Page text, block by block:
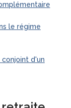
le régime
d'un